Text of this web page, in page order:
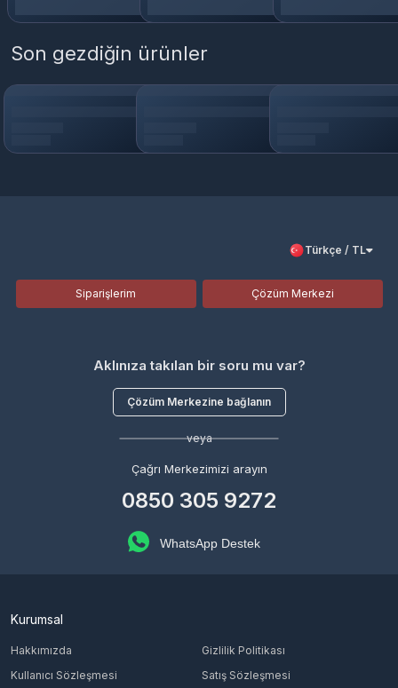
Son gezdiğin ürünler
Türkçe / TL
Siparişlerim Çözüm Merkezi
Aklınıza takılan bir soru mu var?
Çözüm Merkezine bağlanın
veya
Çağrı Merkezimizi arayın
0850 305 9272
WhatsApp Destek
Kurumsal
Hakkımızda
Gizlilik Politikası
Kullanıcı Sözleşmesi
Satış Sözleşmesi